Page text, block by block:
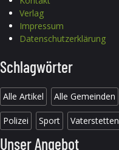
Verlag
Impressum
Datenschutzerklärung
Schlagwörter
Alle Artikel Alle Gemeinden
Polizei Sport Vaterstetten
Unser Angebot